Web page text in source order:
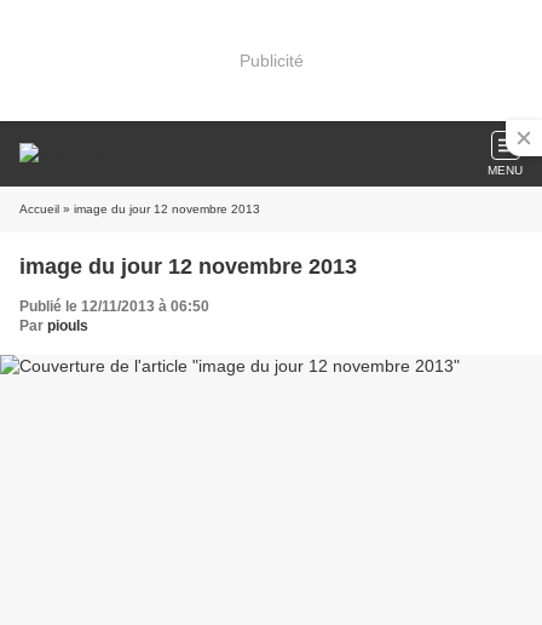
Publicité
MENU
Accueil » image du jour 12 novembre 2013
image du jour 12 novembre 2013
Publié le 12/11/2013 à 06:50
Par piouls